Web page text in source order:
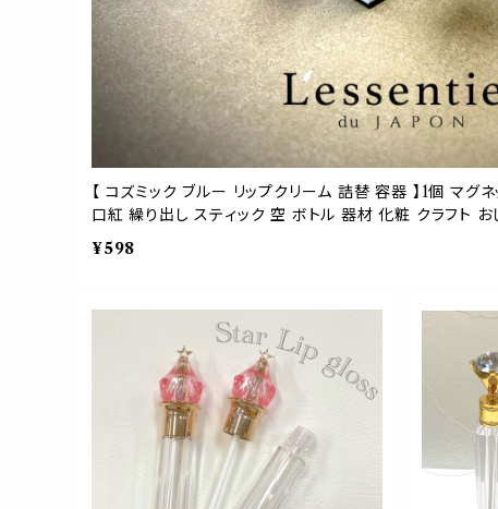
【 コズミック ブルー リップクリーム 詰替 容器 】1個 マグ
口紅 繰り出し スティック 空 ボトル 器材 化粧 クラフト お
¥598